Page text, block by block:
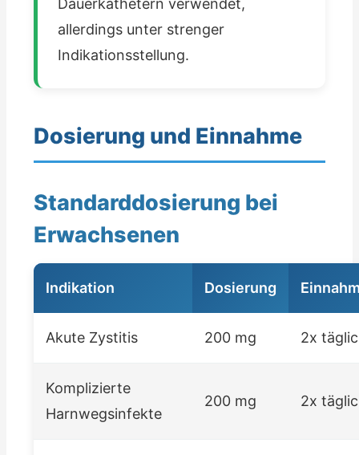
Dauerkathetern verwendet,
allerdings unter strenger
Indikationsstellung.
Dosierung und Einnahme
Standarddosierung bei
Erwachsenen
Indikation Dosierung
Akute Zystitis 200 mg 2x
Komplizierte
Harnwegsinfekte
200 mg 2x